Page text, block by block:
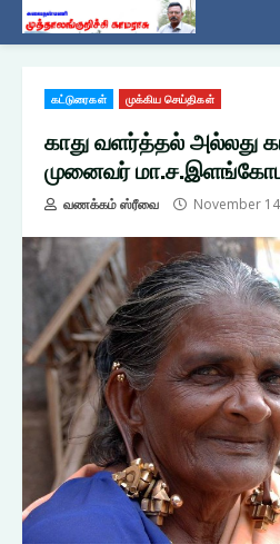
content
கட்டுரைகள் முக்கிய செய்திகள்
காது வளர்த்தல் அல்லது
முனைவர்
வணக்கம் ஸ்ரீவை November